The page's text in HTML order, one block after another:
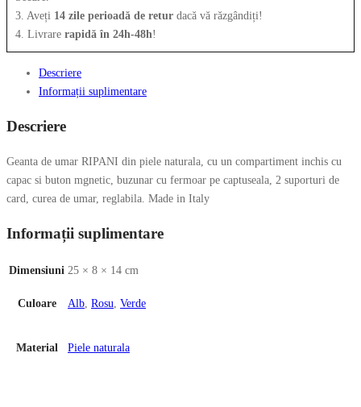
3. Aveți 14 zile perioadă de retur dacă vă răzgândiți!
4. Livrare rapidă în 24h-48h!
Descriere
Informații suplimentare
Descriere
Geanta de umar RIPANI din piele naturala, cu un compartiment inchis cu
capac si buton mgnetic, buzunar cu fermoar pe captuseala, 2 suporturi de
card, curea de umar, reglabila. Made in Italy
Informații suplimentare
Dimensiuni 25 × 8 × 14 cm
Culoare Alb, Rosu, Verde
Material Piele naturala